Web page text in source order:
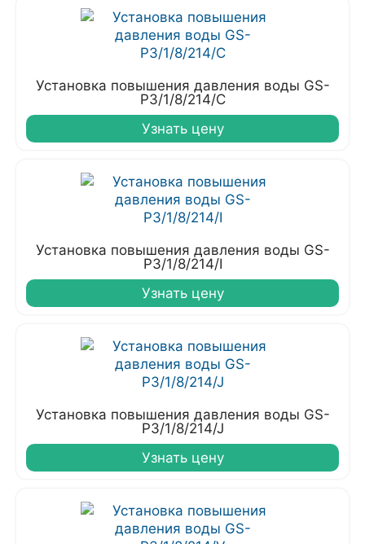
Установка повышения давления воды GS-
P3/1/8/214/C
Узнать цену
Установка повышения давления воды GS-
P3/1/8/214/I
Узнать цену
Установка повышения давления воды GS-
P3/1/8/214/J
Узнать цену